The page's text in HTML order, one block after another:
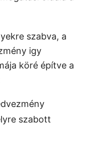
szabva, a
igy
köré építve a
szabott